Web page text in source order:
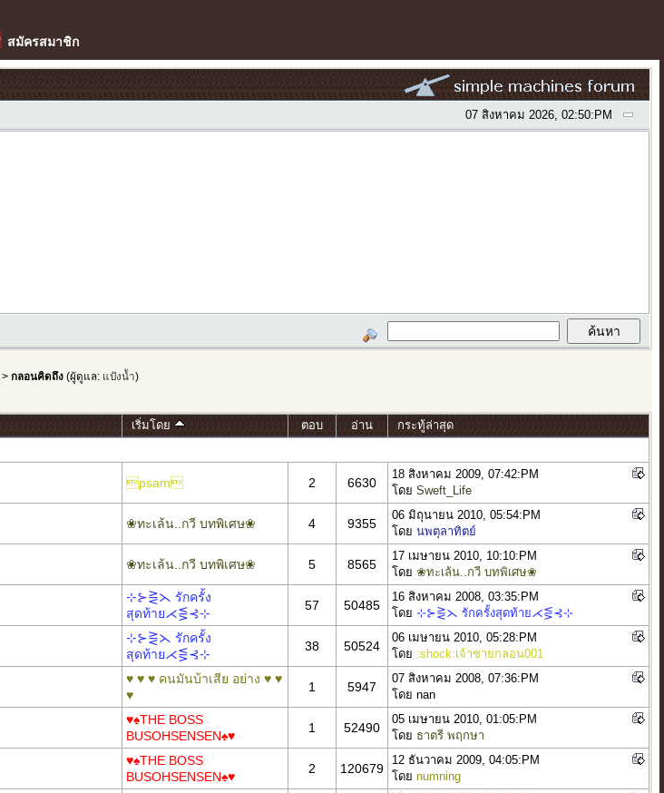
สมัครสมาชิก
07 สิงหาคม 2026, 02:50:PM
>กลอนคิดถึง (ผู้ดูแล: แป้งน้ำ)
เริ่มโดย ตอบ อ่าน กระทู้ล่าสุด
psam 2 6630
18 สิงหาคม 2009, 07:42:PM
โดยSweft_Life
❀ทะเล้น..กวี บทพิเศษ❀ 4 9355
06 มิถุนายน 2010, 05:54:PM
โดยนพตุลาทิตย์
❀ทะเล้น..กวี บทพิเศษ❀ 5 8565
17 เมษายน 2010, 10:10:PM
โดย❀ทะเล้น..กวี บทพิเศษ❀
⊹⊱⋛⋋ รักครั้ง
สุดท้าย⋌⋚⊰⊹
57 50485
16 สิงหาคม 2008, 03:35:PM
โดย⊹⊱⋛⋋ รักครั้งสุดท้าย⋌⋚⊰⊹
⊹⊱⋛⋋ รักครั้ง
สุดท้าย⋌⋚⊰⊹
38 50524
06 เมษายน 2010, 05:28:PM
โดย :shock:เจ้าชายกลอน001
♥ ♥ ♥ คนมันบ้าเสีย อย่าง ♥ ♥
♥
1 5947
07 สิงหาคม 2008, 07:36:PM
โดย nan
♥♠THE BOSS
BUSOHSENSEN♠♥
1 52490
05 เมษายน 2010, 01:05:PM
โดย ธาตรี พฤกษา
♥♠THE BOSS
BUSOHSENSEN♠♥
2 120679
12 ธันวาคม 2009, 04:05:PM
โดยnumning